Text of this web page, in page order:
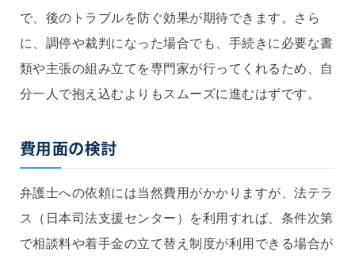
で、後のトラブルを防ぐ効果が期待できます。さら
に、調停や裁判になった場合でも、手続きに必要な書
類や主張の組み立てを専門家が行ってくれるため、自
分一人で抱え込むよりもスムーズに進むはずです。
費用面の検討
弁護士への依頼には当然費用がかかりますが、法テラ
ス（日本司法支援センター）を利用すれば、条件次第
で相談料や着手金の立て替え制度が利用できる場合が